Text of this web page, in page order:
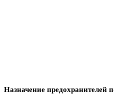
Назначение предохранителей